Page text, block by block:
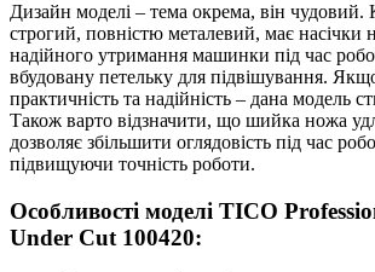
Дизайн моделі – тема окрема, він чудовий.
строгий, повністю металевий, має насічки
надійного утримання машинки під час
вбудовану петельку для підвішування.
практичність та надійність – дана модель
Також варто відзначити, що шийка ножа
дозволяє збільшити оглядовість під час
підвищуючи точність роботи.
Особливості моделі TICO
Under Cut 100420: